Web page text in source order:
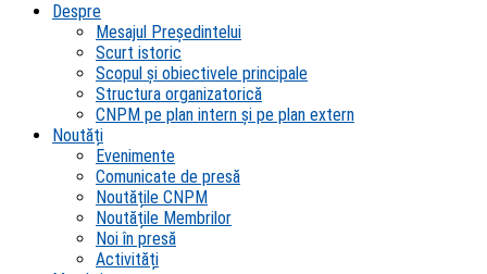
Despre
Mesajul Președintelui
Scurt istoric
Scopul şi obiectivele principale
Structura organizatorică
CNPM pe plan intern şi pe plan extern
Noutăți
Evenimente
Comunicate de presă
Noutățile CNPM
Noutățile Membrilor
Noi în presă
Activități